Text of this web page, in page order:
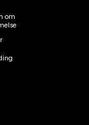
om